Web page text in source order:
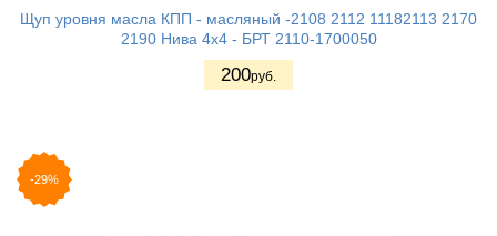
Щуп уровня масла КПП - масляный -2108 2112 11182113 2170
2190 Нива 4х4 - БРТ 2110-1700050
200руб.
-29%